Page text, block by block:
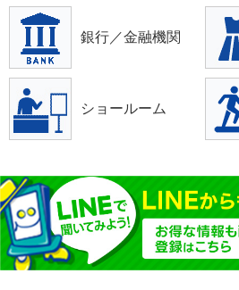
銀行／金融機関
ショールーム